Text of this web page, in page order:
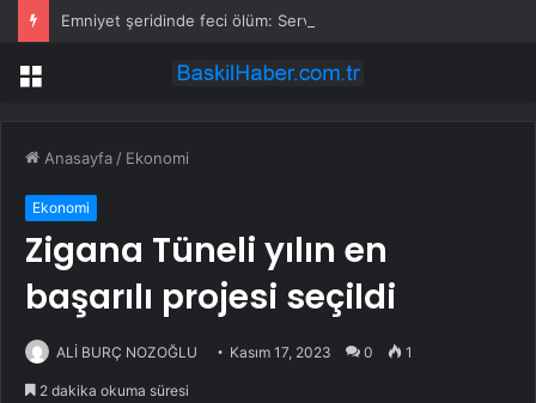
Menü
Anasayfa / Ekonomi
Ekonomi
Zigana Tüneli yılın en
başarılı projesi seçildi
ALİ BURÇ NOZOĞLU Kasım 17, 2023 0 1
2 dakika okuma süresi